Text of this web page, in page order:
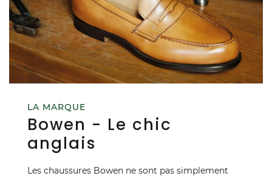
LA MARQUE
Bowen - Le chic
anglais
Les chaussures Bowen ne sont pas simplement